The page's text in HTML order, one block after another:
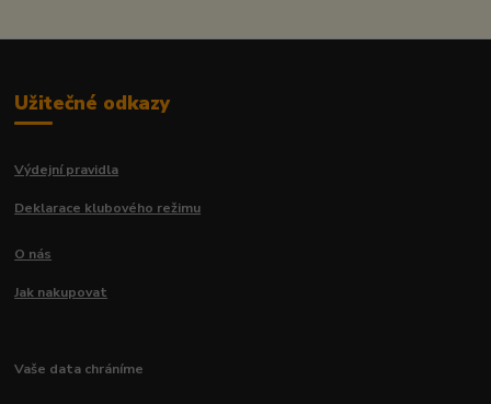
Užitečné odkazy
Výdejní pravidla
Deklarace klubového režimu
O nás
Jak nakupovat
Vaše data chráníme